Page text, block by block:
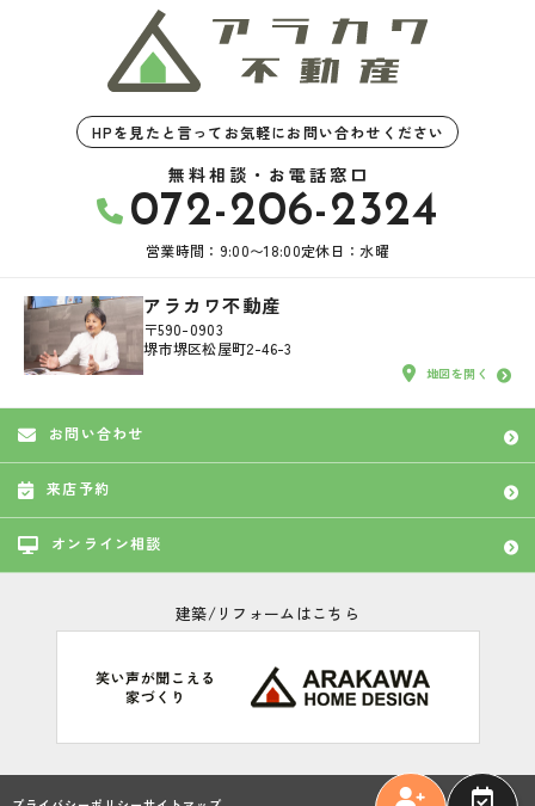
HPを見たと言ってお気軽にお問い合わせください
無料相談・お電話窓口
072-206-2324
営業時間：9:00〜18:00定休日：水曜
アラカワ不動産
〒590-0903
堺市堺区松屋町2-46-3
地図を開く
お問い合わせ
来店予約
オンライン相談
建築/リフォームはこちら